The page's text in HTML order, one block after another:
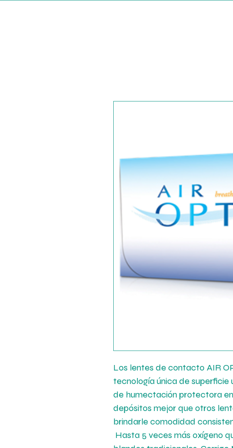
Los lentes de contacto AIR
tecnología única de
de humectación protectora
depósitos mejor que otros
brindarle comodidad
Hasta 5 veces más oxígeno